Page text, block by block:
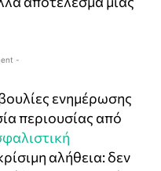
-
ενημέρωσης
περιουσίας από
αλήθεια: δεν